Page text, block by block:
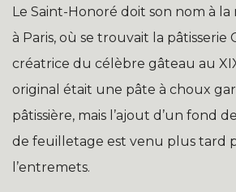
Le Saint-Honoré doit son nom à
à Paris, où se trouvait la pâtisserie
créatrice du célèbre gâteau au
original était une pâte à choux
pâtissière, mais l’ajout d’un fond
de feuilletage est venu plus tard
l’entremets.